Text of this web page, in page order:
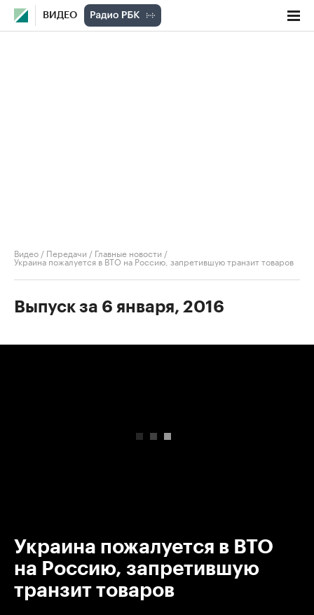
ВИДЕО
Видео / Передачи / Главные новости /
Украина пожалуется в ВТО на Россию, запретившую транзит товаров
Выпуск за 6 января, 2016
Украина пожалуется в ВТО
на Россию, запретившую
транзит товаров